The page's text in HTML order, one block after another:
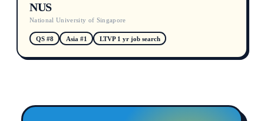
NUS
National University of Singapore
QS #8 Asia #1 LTVP 1 yr job search